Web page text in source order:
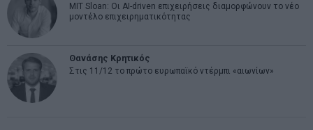
MIT Sloan: Οι AI-driven επιχειρήσεις διαμορφώνουν το νέο
μοντέλο επιχειρηματικότητας
Θανάσης Κρητικός
Στις 11/12 το πρώτο ευρωπαϊκό ντέρμπι «αιωνίων»